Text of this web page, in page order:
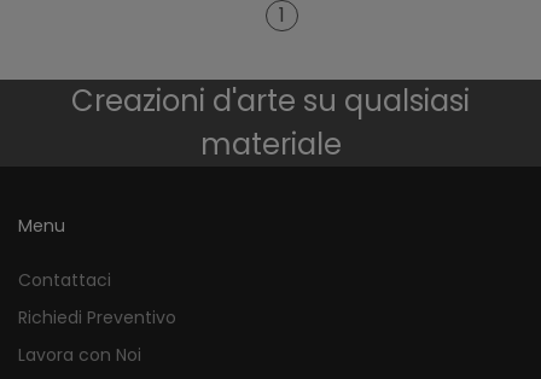
1
Creazioni d'arte su qualsiasi
materiale
Menu
Contattaci
Richiedi Preventivo
Lavora con Noi